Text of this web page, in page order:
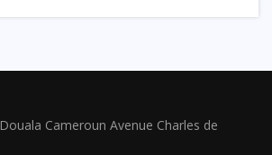
Douala Cameroun Avenue Charles de